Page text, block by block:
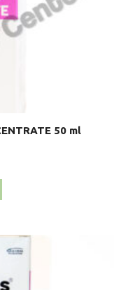
50 ml